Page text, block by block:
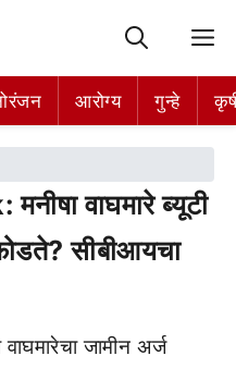
आरोग्य गुन्हे
वाघमारे ब्यूटी
सीबीआयचा
जामीन अर्ज